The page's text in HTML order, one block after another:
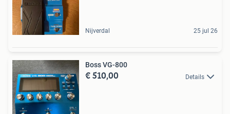
Nijverdal 25 jul 26
Boss VG-800
€ 510,00 Details